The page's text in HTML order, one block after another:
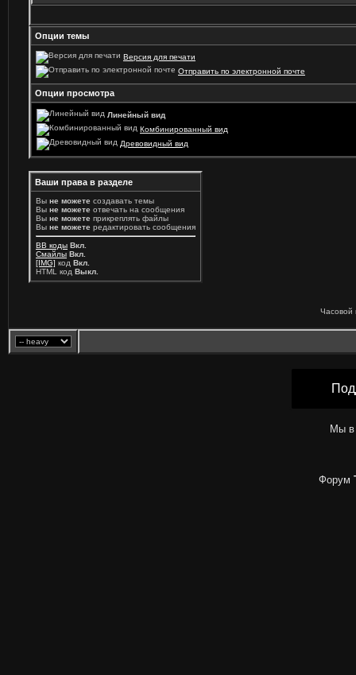
Опции темы
Версия для печати
Отправить по электронной почте
Опции просмотра
Линейный вид
Комбинированный вид
Древовидный вид
Ваши права в разделе
Вы не можете создавать темы
Вы не можете отвечать на сообщения
Вы не можете прикреплять файлы
Вы не можете редактировать сообщения
BB коды Вкл.
Смайлы Вкл.
[IMG] код Вкл.
HTML код Выкл.
Часовой
Мы в
Форум